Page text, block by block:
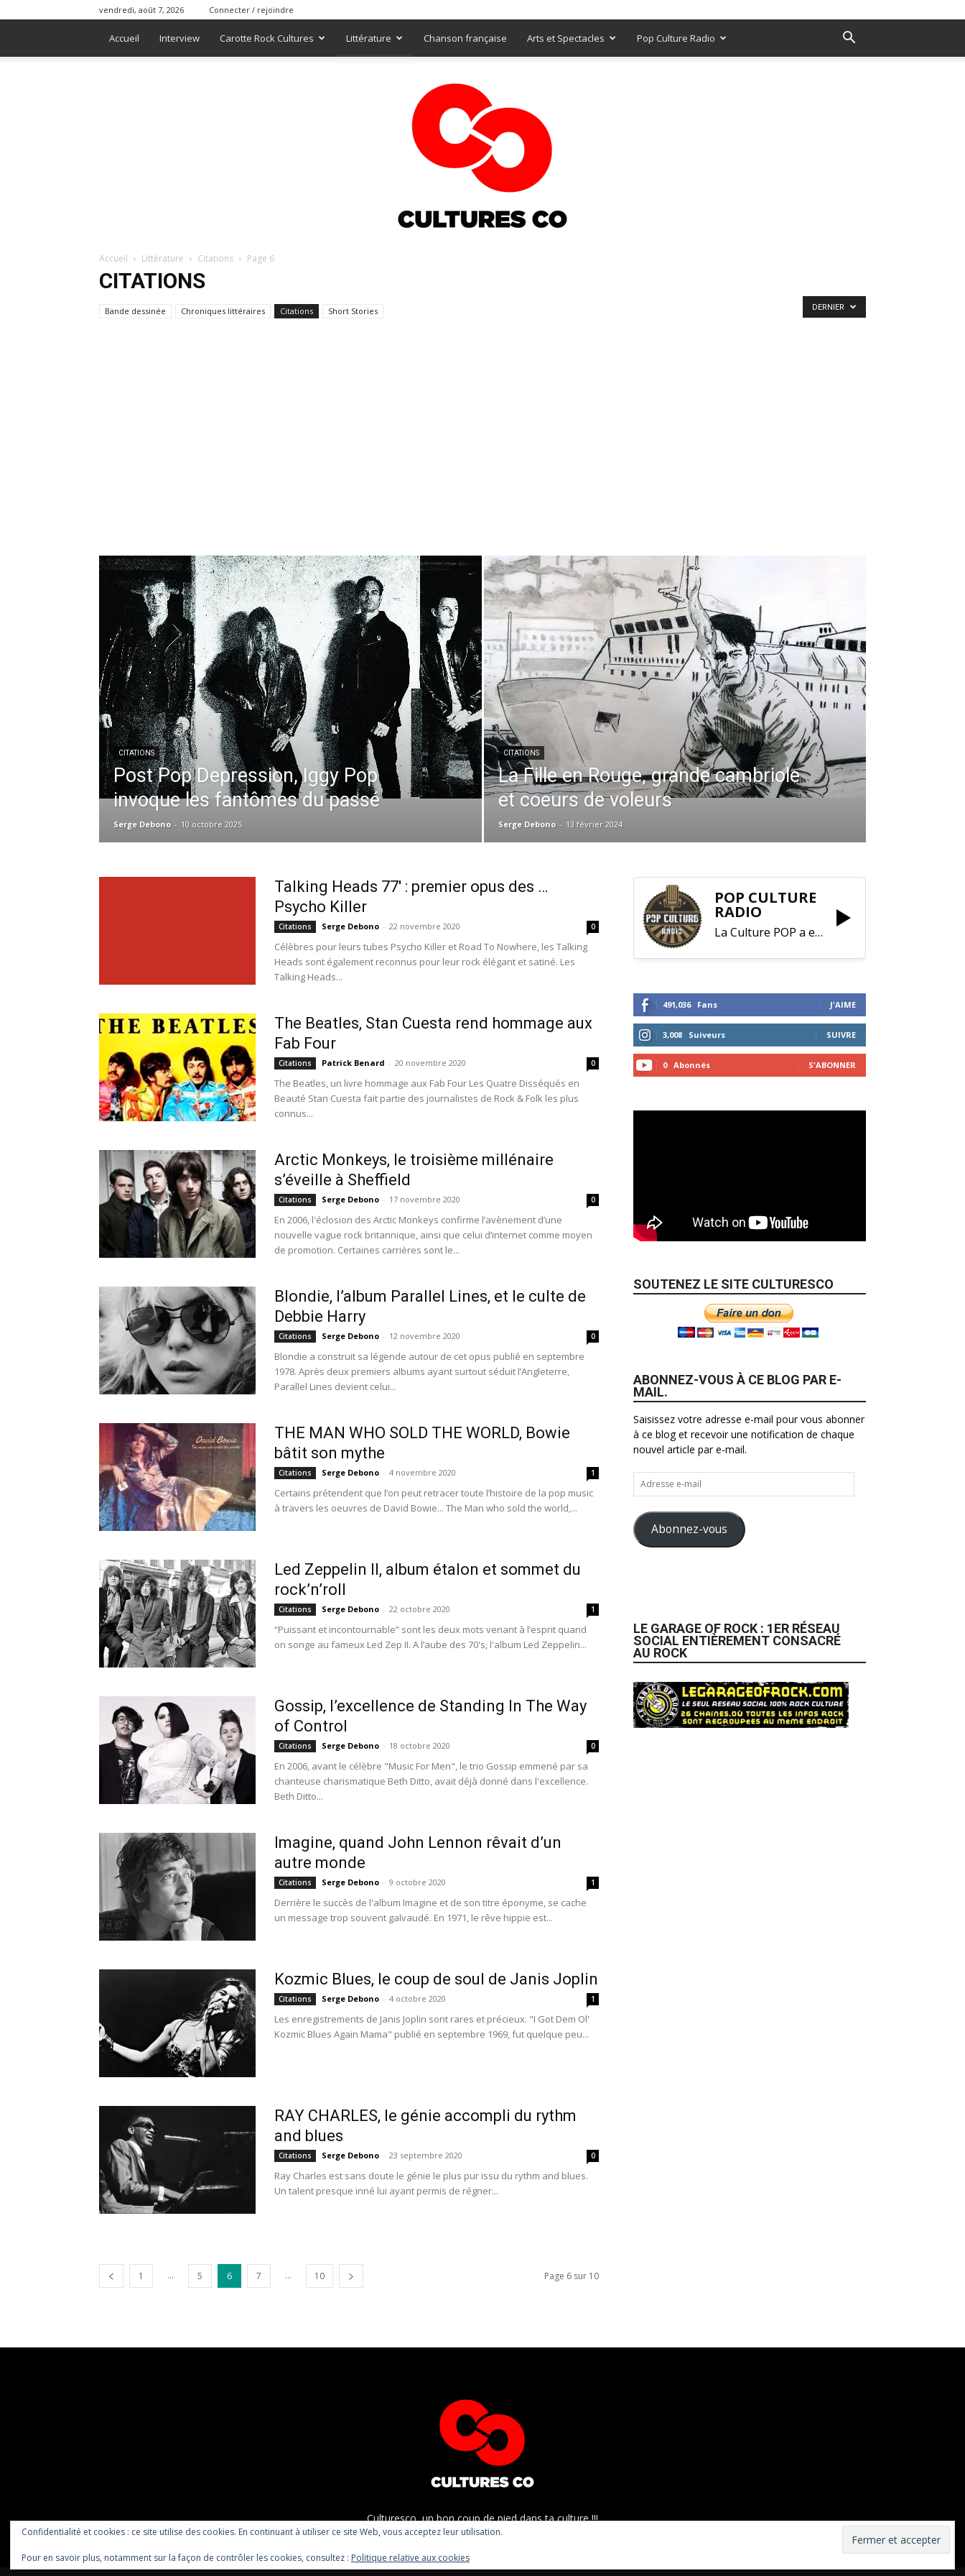
vendredi, août 7, 2026 Connecter / rejoindre
Accueil Interview Carotte Rock Cultures Littérature Chanson française Arts et Spectacles Pop Culture Radio
Accueil Littérature Citations Page 6
CITATIONS
Bande dessinée Chroniques littéraires Citations Short Stories DERNIER
CITATIONS
Post Pop Depression, Iggy Pop
invoque les fantômes du passé
Serge Debono - 10 octobre 2025
CITATIONS
La Fille en Rouge, grande cambriole
et coeurs de voleurs
Serge Debono - 13 février 2024
Talking Heads 77′ : premier opus des …
Psycho Killer
Citations Serge Debono - 22 novembre 2020 0
Célèbres pour leurs tubes Psycho Killer et Road To Nowhere, les Talking
Heads sont également reconnus pour leur rock élégant et satiné. Les
Talking Heads...
The Beatles, Stan Cuesta rend hommage aux
Fab Four
Citations Patrick Benard - 20 novembre 2020 0
The Beatles, un livre hommage aux Fab Four Les Quatre Disséqués en
Beauté Stan Cuesta fait partie des journalistes de Rock & Folk les plus
connus...
Arctic Monkeys, le troisième millénaire
s’éveille à Sheffield
Citations Serge Debono - 17 novembre 2020 0
En 2006, l'éclosion des Arctic Monkeys confirme l’avènement d’une
nouvelle vague rock britannique, ainsi que celui d’internet comme moyen
de promotion. Certaines carrières sont le...
Blondie, l’album Parallel Lines, et le culte de
Debbie Harry
Citations Serge Debono - 12 novembre 2020 0
Blondie a construit sa légende autour de cet opus publié en septembre
1978. Après deux premiers albums ayant surtout séduit l’Angleterre,
Parallel Lines devient celui...
THE MAN WHO SOLD THE WORLD, Bowie
bâtit son mythe
Citations Serge Debono - 4 novembre 2020 1
Certains prétendent que l’on peut retracer toute l’histoire de la pop music
à travers les oeuvres de David Bowie... The Man who sold the world,...
Led Zeppelin ll, album étalon et sommet du
rock’n’roll
Citations Serge Debono - 22 octobre 2020 1
“Puissant et incontournable” sont les deux mots venant à l’esprit quand
on songe au fameux Led Zep II. A l’aube des 70's, l'album Led Zeppelin...
Gossip, l’excellence de Standing In The Way
of Control
Citations Serge Debono - 18 octobre 2020 0
En 2006, avant le célèbre "Music For Men", le trio Gossip emmené par sa
chanteuse charismatique Beth Ditto, avait déjà donné dans l'excellence.
Beth Ditto...
Imagine, quand John Lennon rêvait d’un
autre monde
Citations Serge Debono - 9 octobre 2020 1
Derrière le succès de l'album Imagine et de son titre éponyme, se cache
un message trop souvent galvaudé. En 1971, le rêve hippie est...
Kozmic Blues, le coup de soul de Janis Joplin
Citations Serge Debono - 4 octobre 2020 1
Les enregistrements de Janis Joplin sont rares et précieux. "I Got Dem Ol'
Kozmic Blues Again Mama" publié en septembre 1969, fut quelque peu...
RAY CHARLES, le génie accompli du rythm
and blues
Citations Serge Debono - 23 septembre 2020 0
Ray Charles est sans doute le génie le plus pur issu du rythm and blues.
Un talent presque inné lui ayant permis de régner...
1 ... 5 6 7 ... 10 Page 6 sur 10
POP CULTURE
RADIO
La Culture POP a enfin trouvé sa RADIO !
491,036 Fans J'AIME
3,008 Suiveurs SUIVRE
0 Abonnés S'ABONNER
SOUTENEZ LE SITE CULTURESCO
ABONNEZ-VOUS À CE BLOG PAR E-
MAIL.
Saisissez votre adresse e-mail pour vous abonner
à ce blog et recevoir une notification de chaque
nouvel article par e-mail.
Adresse
e-
mail
Abonnez-vous
LE GARAGE OF ROCK : 1ER RÉSEAU
SOCIAL ENTIÈREMENT CONSACRÉ
AU ROCK
Culturesco, un bon coup de pied dans ta culture !!!
Confidentialité et cookies : ce site utilise des cookies. En continuant à utiliser ce site Web, vous acceptez leur utilisation.
Pour en savoir plus, notamment sur la façon de contrôler les cookies, consultez : Politique relative aux cookies